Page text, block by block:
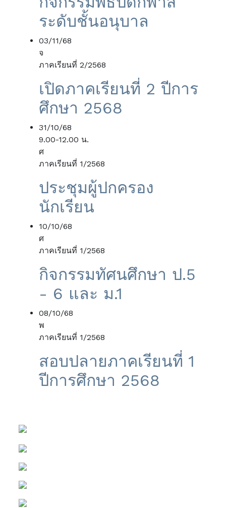
ระดับชั้นอนุบาล
03/11/68
จ
ภาคเรียนที่ 2/2568
เปิดภาคเรียนที่ 2 ปีการ
ศึกษา 2568
31/10/68
9.00-12.00 น.
ศ
ภาคเรียนที่ 1/2568
ประชุมผู้ปกครอง
นักเรียน
10/10/68
ศ
ภาคเรียนที่ 1/2568
กิจกรรมทัศนศึกษา ป.5
- 6 และ ม.1
08/10/68
พ
ภาคเรียนที่ 1/2568
สอบปลายภาคเรียนที่ 1
ปีการศึกษา 2568